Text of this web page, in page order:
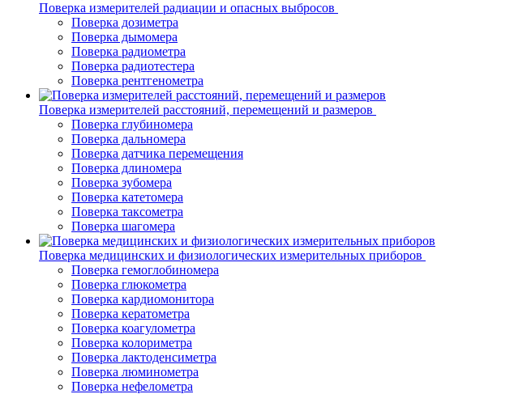
Поверка измерителей радиации и опасных выбросов
Поверка дозиметра
Поверка дымомера
Поверка радиометра
Поверка радиотестера
Поверка рентгенометра
Поверка измерителей расстояний, перемещений и размеров
Поверка глубиномера
Поверка дальномера
Поверка датчика перемещения
Поверка длиномера
Поверка зубомера
Поверка катетомера
Поверка таксометра
Поверка шагомера
Поверка медицинских и физиологических измерительных приборов
Поверка гемоглобиномера
Поверка глюкометра
Поверка кардиомонитора
Поверка кератометра
Поверка коагулометра
Поверка колориметра
Поверка лактоденсиметра
Поверка люминометра
Поверка нефелометра